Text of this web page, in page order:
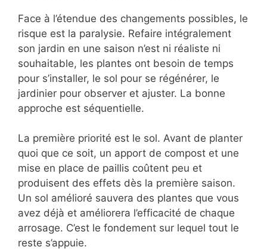
Face à l’étendue des changements possibles, le
risque est la paralysie. Refaire intégralement
son jardin en une saison n’est ni réaliste ni
souhaitable, les plantes ont besoin de temps
pour s’installer, le sol pour se régénérer, le
jardinier pour observer et ajuster. La bonne
approche est séquentielle.
La première priorité est le sol. Avant de planter
quoi que ce soit, un apport de compost et une
mise en place de paillis coûtent peu et
produisent des effets dès la première saison.
Un sol amélioré sauvera des plantes que vous
avez déjà et améliorera l’efficacité de chaque
arrosage. C’est le fondement sur lequel tout le
reste s’appuie.